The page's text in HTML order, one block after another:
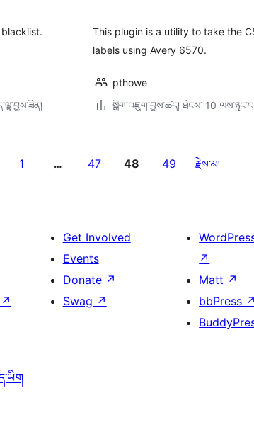
This plugin is a utility to take the
labels using Avery 6570.
pthowe
སྒྲིག་འཇུག་བྱས་ཚད། ཐེངས་ 10
1 … 47 48 49 རྗེས་མ།
↗
Get Involved
Events
Donate ↗
Swag ↗
↗
Matt ↗
bbPress